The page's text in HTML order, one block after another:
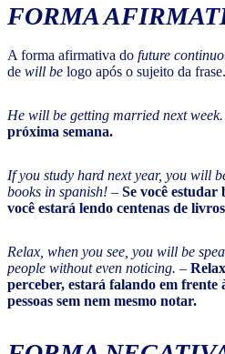
FORMA
A forma afirmativa do future
de will be logo após o sujeito da
He will be getting married next week.
próxima semana.
If you study hard next year, you will
books in spanish! – Se você estudar
você estará lendo centenas de
Relax, when you see, you will be
people without even noticing. –
perceber, estará falando em frente
pessoas sem nem mesmo notar.